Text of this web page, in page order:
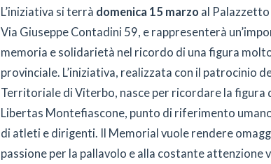
L’iniziativa si terrà domenica 15 marzo al
Via Giuseppe Contadini 59, e rappresenterà
memoria e solidarietà nel ricordo di una figura
provinciale. L’iniziativa, realizzata con il patrocinio
Territoriale di Viterbo, nasce per ricordare la
Libertas Montefiascone, punto di riferimento
di atleti e dirigenti. Il Memorial vuole rendere
passione per la pallavolo e alla costante attenzione